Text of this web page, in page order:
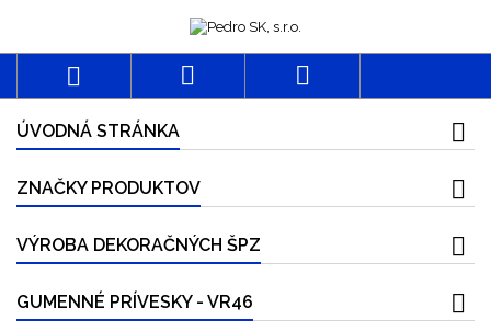
  
ÚVODNÁ STRÁNKA
ZNAČKY PRODUKTOV
VÝROBA DEKORAČNÝCH ŠPZ
GUMENNÉ PRÍVESKY - VR46